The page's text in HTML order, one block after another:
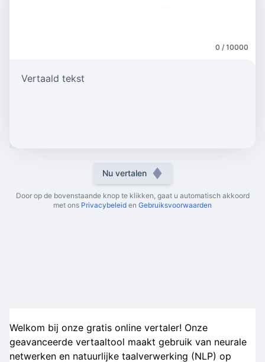
0 / 10000
Vertaald tekst
Nu vertalen
Door op de bovenstaande knop te klikken, gaat u automatisch akkoord
met ons Privacybeleid en Gebruiksvoorwaarden
Welkom bij onze gratis online vertaler! Onze
geavanceerde vertaaltool maakt gebruik van neurale
netwerken en natuurlijke taalverwerking (NLP) op